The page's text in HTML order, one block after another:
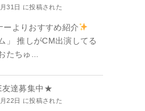
31日 に投稿された
ーよりおすすめ紹介
」 推しがCM出演してる
たちゅ...
達募集中★
22日 に投稿された